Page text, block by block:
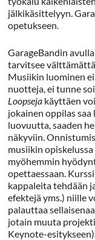
jälkikäsittelyyn.
opetukseen.
GarageBandin
tarvitsee
Musiikin luominen
nuotteja, ei tunne
Loopseja käyttäen
jokainen oppilas
luovuutta, saaden
näkyviin.
musiikin
myöhemmin
opettaessaan.
kappaleita tehdään
efektejä yms.) niille
palauttaa
jotain muuta
Keynote-